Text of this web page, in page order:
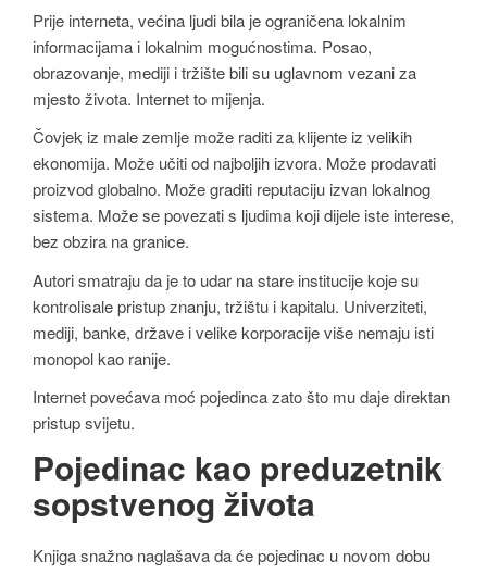
Prije interneta, većina ljudi bila je ograničena lokalnim
informacijama i lokalnim mogućnostima. Posao,
obrazovanje, mediji i tržište bili su uglavnom vezani za
mjesto života. Internet to mijenja.
Čovjek iz male zemlje može raditi za klijente iz velikih
ekonomija. Može učiti od najboljih izvora. Može prodavati
proizvod globalno. Može graditi reputaciju izvan lokalnog
sistema. Može se povezati s ljudima koji dijele iste interese,
bez obzira na granice.
Autori smatraju da je to udar na stare institucije koje su
kontrolisale pristup znanju, tržištu i kapitalu. Univerziteti,
mediji, banke, države i velike korporacije više nemaju isti
monopol kao ranije.
Internet povećava moć pojedinca zato što mu daje direktan
pristup svijetu.
Pojedinac kao preduzetnik
sopstvenog života
Knjiga snažno naglašava da će pojedinac u novom dobu